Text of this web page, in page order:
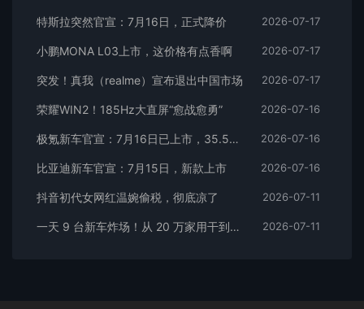
特斯拉突然官宣：7月16日，正式降价 2026-07-17
小鹏MONA L03上市，这价格有点香啊 2026-07-17
突发！真我（realme）宣布退出中国市场 2026-07-17
荣耀WIN2！185Hz大直屏“愈战愈勇” 2026-07-16
极氪新车官宣：7月16日已上市，35.5万元起 2026-07-16
比亚迪新车官宣：7月15日，新款上市 2026-07-16
抖音初代女网红温婉偷税，彻底凉了 2026-07-11
一天 9 台新车炸场！从 20 万家用干到千万超跑，全价位全覆盖 2026-07-11